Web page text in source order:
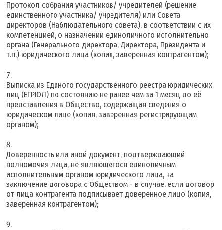
Протокол собрания участников/ учредителей (решение
единственного участника/ учредителя) или Совета
директоров (Наблюдательного совета), в соответствии с их
компетенцией, о назначении единоличного исполнительно
органа (Генерального директора, Директора, Президента и
т.п.) юридического лица (копия, заверенная контрагентом);
Выписка из Единого государственного реестра юридических
лиц (ЕГРЮЛ) по состоянию не ранее чем за 1 месяц до её
представления в Общество, содержащая сведения о
юридическом лице (копия, заверенная регистрирующим
органом);
Доверенность или иной документ, подтверждающий
полномочия лица, не являющегося единоличным
исполнительным органом юридического лица, на
заключение договора с Обществом - в случае, если договор
от лица контрагента подписывает доверенное лицо (копия,
заверенная контрагентом);